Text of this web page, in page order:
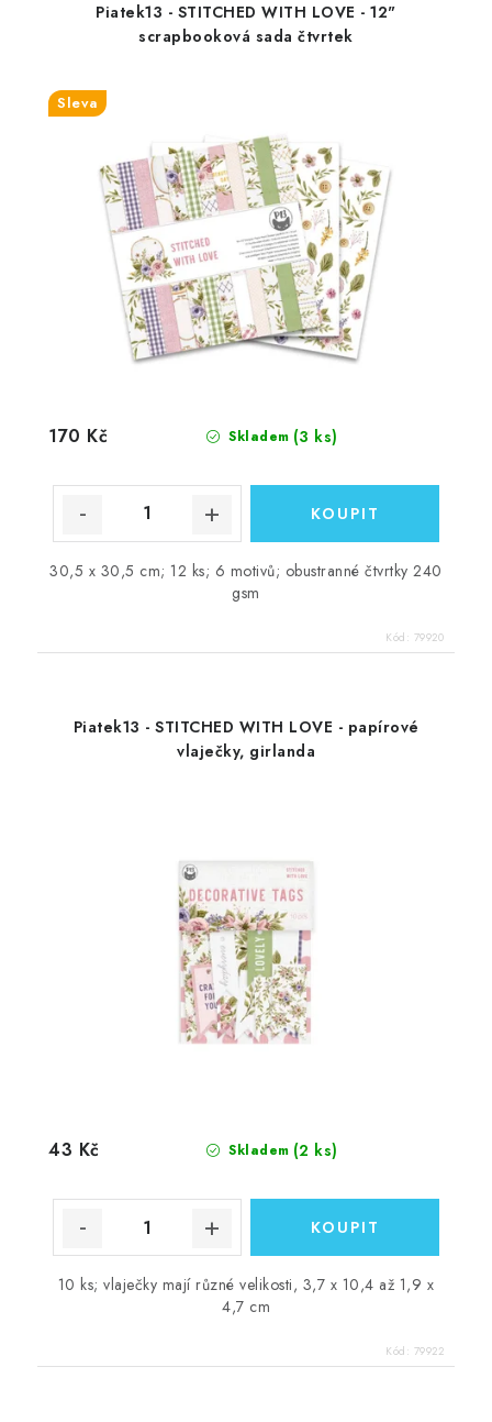
Piatek13 - STITCHED WITH LOVE - 12"
scrapbooková sada čtvrtek
Sleva
Skladem (3 ks)
170 Kč
30,5 x 30,5 cm; 12 ks; 6 motivů; obustranné čtvrtky 240
gsm
Kód: 79920
Piatek13 - STITCHED WITH LOVE - papírové
vlaječky, girlanda
Skladem (2 ks)
43 Kč
10 ks; vlaječky mají různé velikosti, 3,7 x 10,4 až 1,9 x
4,7 cm
Kód: 79922